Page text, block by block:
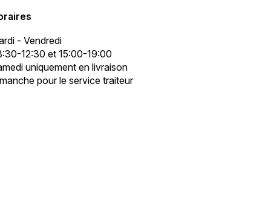
- Vendredi
12:30 et 15:00-19:00
uniquement en livraison
pour le service traiteur